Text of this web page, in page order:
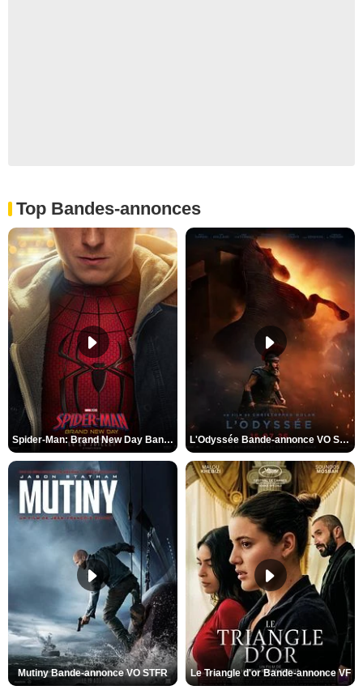
Top Bandes-annonces
Spider-Man: Brand New Day Bande-annonce VO STFR L'Odyssée Bande-annonce VO STFR
Mutiny Bande-annonce VO STFR Le Triangle d'or Bande-annonce VF